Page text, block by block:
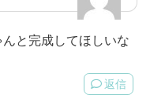
と完成してほしいな
返信